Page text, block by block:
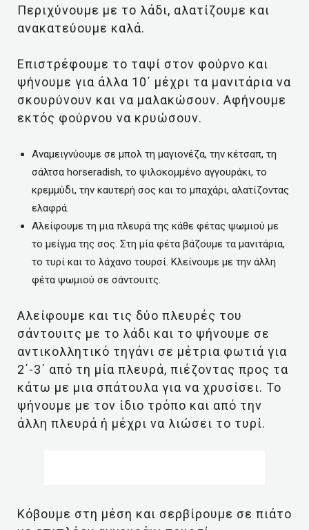
Περιχύνουμε με το λάδι, αλατίζουμε και
ανακατεύουμε καλά.
Επιστρέφουμε το ταψί στον φούρνο και
ψήνουμε για άλλα 10΄ μέχρι τα μανιτάρια να
σκουρύνουν και να μαλακώσουν. Αφήνουμε
εκτός φούρνου να κρυώσουν.
Αναμειγνύουμε σε μπολ τη μαγιονέζα, την κέτσαπ, τη
σάλτσα horseradish, το ψιλοκομμένο αγγουράκι, το
κρεμμύδι, την καυτερή σος και το μπαχάρι, αλατίζοντας
ελαφρά.
Αλείφουμε τη μια πλευρά της κάθε φέτας ψωμιού με
το μείγμα της σος. Στη μία φέτα βάζουμε τα μανιτάρια,
το τυρί και το λάχανο τουρσί. Κλείνουμε με την άλλη
φέτα ψωμιού σε σάντουιτς.
Αλείφουμε και τις δύο πλευρές του
σάντουιτς με το λάδι και το ψήνουμε σε
αντικολλητικό τηγάνι σε μέτρια φωτιά για
2΄-3΄ από τη μία πλευρά, πιέζοντας προς τα
κάτω με μια σπάτουλα για να χρυσίσει. Το
ψήνουμε με τον ίδιο τρόπο και από την
άλλη πλευρά ή μέχρι να λιώσει το τυρί.
Κόβουμε στη μέση και σερβίρουμε σε πιάτο